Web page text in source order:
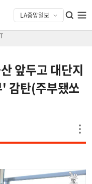
앞두고 대단지
감탄(주부됐쏘